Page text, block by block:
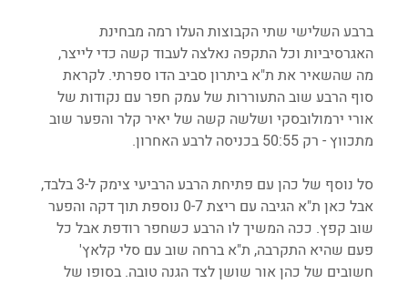
ברבע השלישי שתי הקבוצות העלו רמה מבחינת
האגרסיביות וכל התקפה נאלצה לעבוד קשה כדי לייצר,
מה שהשאיר את ת"א ביתרון סביב הדו ספרתי. לקראת
סוף הרבע שוב התעוררות של עמק חפר עם נקודות של
אורי ירמולובסקי ושלשה קשה של יאיר קלר והפער שוב
מתכווץ - רק 50:55 בכניסה לרבע האחרון.
סל נוסף של כהן עם פתיחת הרבע הרביעי צימק ל-3 בלבד,
אבל כאן ת"א הגיבה עם ריצת 0-7 נוספת תוך דקה והפער
שוב קפץ. ככה המשיך לו הרבע כשחפר רודפת אבל כל
פעם שהיא התקרבה, ת"א ברחה שוב עם סלי קלאץ'
חשובים של כהן אור שושן לצד הגנה טובה. בסופו של